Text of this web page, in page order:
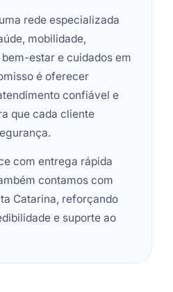
rede especializada
mobilidade,
estar e cuidados em
é oferecer
confiável e
que cada cliente
com entrega rápida
contamos com
Catarina, reforçando
e suporte ao